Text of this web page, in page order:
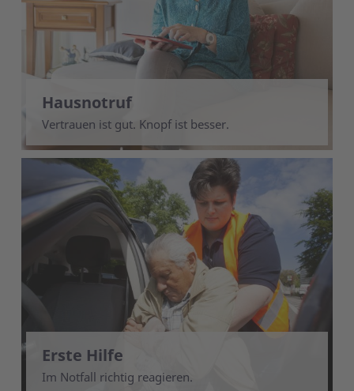
Hausnotruf
Vertrauen ist gut. Knopf ist besser.
Erste Hilfe
Im Notfall richtig reagieren.